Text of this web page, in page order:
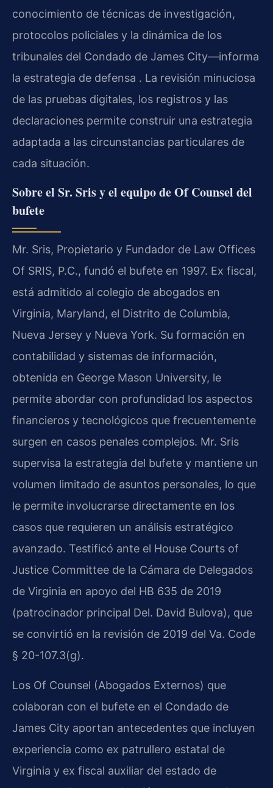
conocimiento de técnicas de investigación,
protocolos policiales y la dinámica de los
tribunales del Condado de James City—informa
la estrategia de defensa . La revisión minuciosa
de las pruebas digitales, los registros y las
declaraciones permite construir una estrategia
adaptada a las circunstancias particulares de
cada situación.
Sobre el Sr. Sris y el equipo de Of Counsel del
bufete
Mr. Sris, Propietario y Fundador de Law Offices
Of SRIS, P.C., fundó el bufete en 1997. Ex fiscal,
está admitido al colegio de abogados en
Virginia, Maryland, el Distrito de Columbia,
Nueva Jersey y Nueva York. Su formación en
contabilidad y sistemas de información,
obtenida en George Mason University, le
permite abordar con profundidad los aspectos
financieros y tecnológicos que frecuentemente
surgen en casos penales complejos. Mr. Sris
supervisa la estrategia del bufete y mantiene un
volumen limitado de asuntos personales, lo que
le permite involucrarse directamente en los
casos que requieren un análisis estratégico
avanzado. Testificó ante el House Courts of
Justice Committee de la Cámara de Delegados
de Virginia en apoyo del HB 635 de 2019
(patrocinador principal Del. David Bulova), que
se convirtió en la revisión de 2019 del Va. Code
§ 20-107.3(g).
Los Of Counsel (Abogados Externos) que
colaboran con el bufete en el Condado de
James City aportan antecedentes que incluyen
experiencia como ex patrullero estatal de
Virginia y ex fiscal auxiliar del estado de